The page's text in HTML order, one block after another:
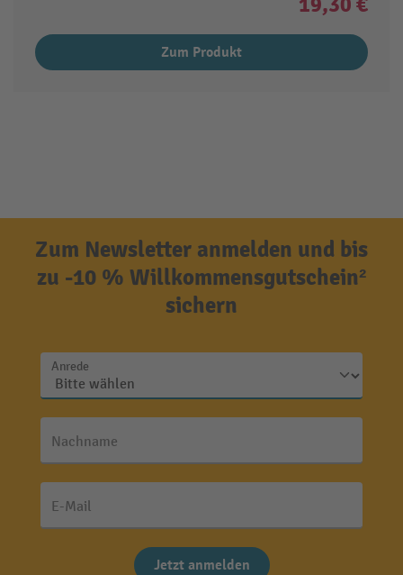
Zum Produkt
Zum Newsletter anmelden und bis
zu -10 % Willkommensgutschein²
sichern
Anrede
Nachname
E-Mail
Jetzt anmelden